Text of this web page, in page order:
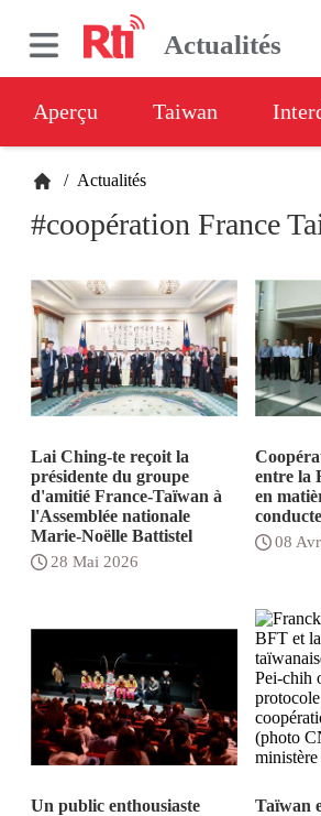
Actualités
Aperçu Taiwan
/ Actualités
#coopération France
Lai Ching-te reçoit la
présidente du groupe
d'amitié France-Taïwan à
l'Assemblée nationale
Marie-Noëlle Battistel
28 Mai 2026
entre la
en
08
Un public enthousiaste
Taïwan